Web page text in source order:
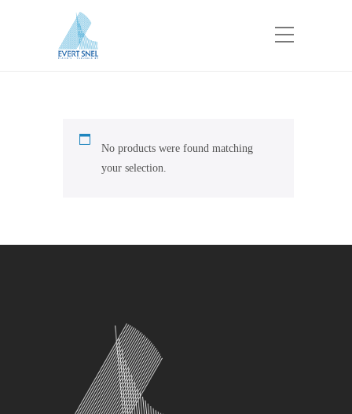
No products were found matching
your selection.